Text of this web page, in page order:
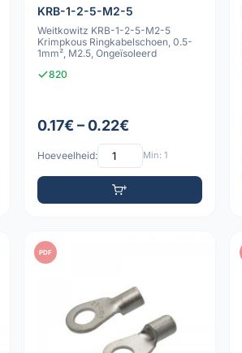
KRB-1-2-5-M2-5
Weitkowitz KRB-1-2-5-M2-5
Krimpkous Ringkabelschoen, 0.5-
1mm², M2.5, Ongeïsoleerd
820
0.17€ – 0.22€
Hoeveelheid: Min: 1
PDF